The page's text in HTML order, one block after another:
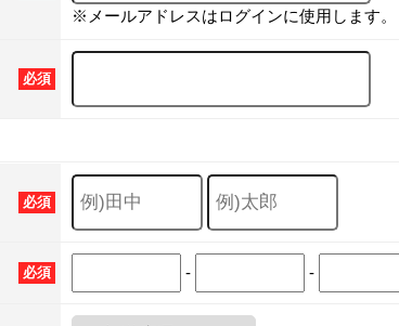
※メールアドレスはログインに使用します。
必須
必須
必須 - -